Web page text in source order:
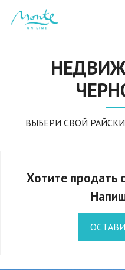
ВЫБЕРИ СВОЙ
Хотите продать